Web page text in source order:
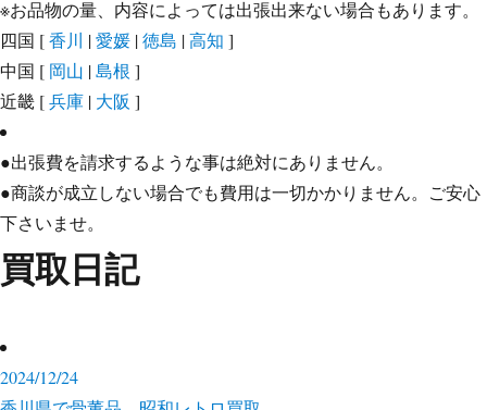
※お品物の量、内容によっては出張出来ない場合もあります。
四国 [香川 |愛媛 |徳島 |高知 ]
中国 [ 岡山 |島根 ]
近畿 [兵庫 | 大阪 ]
●出張費を請求するような事は絶対にありません。
●商談が成立しない場合でも費用は一切かかりません。ご安心
下さいませ。
買取日記
2024/12/24